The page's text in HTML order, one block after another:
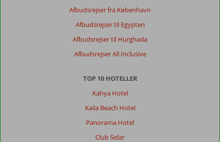
Afbudsrejser fra København
Afbudsrejser til Egypten
Afbudsrejser til Hurghada
Afbudsrejser All Inclusive
TOP 10 HOTELLER
Kahya Hotel
Kaila Beach Hotel
Panorama Hotel
Club Sidar